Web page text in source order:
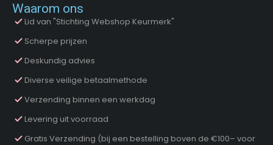
Waarom ons
Lid van "Stichting Webshop Keurmerk"
Scherpe prijzen
Deskundig advies
Diverse veilige betaalmethode
Verzending binnen een werkdag
Levering uit voorraad
Gratis Verzending (bij een bestelling boven de €100– voor